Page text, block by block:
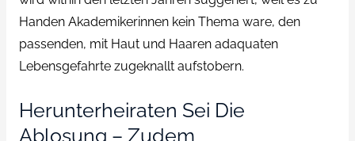
Handen Akademikerinnen kein Thema ware, den
passenden, mit Haut und Haaren adaquaten
Lebensgefahrte zugeknallt aufstobern.
Herunterheiraten Sei Die
Ablosung – Zudem